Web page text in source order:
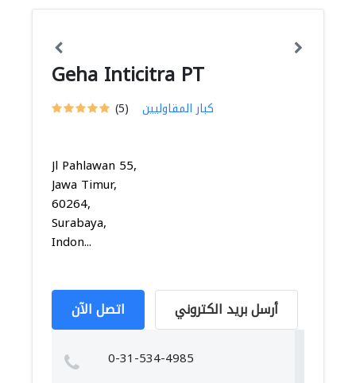
Geha Inticitra PT
(5) كبار المقاوليين
Jl Pahlawan 55,
Jawa Timur,
60264,
Surabaya,
Indon...
اتصل الآن أرسل بريد الكتروني
0-31-534-4985